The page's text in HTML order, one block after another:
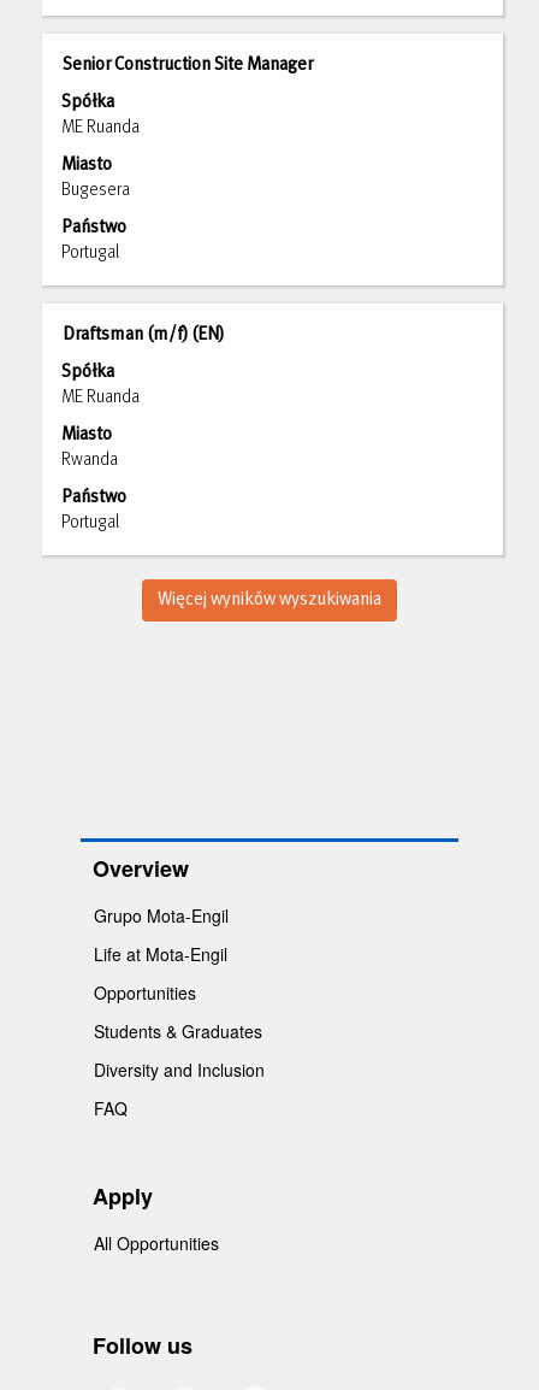
oferty
pracy.
Tytuł
Senior Construction Site Manager
Spółka
ME Ruanda
Miasto
Bugesera
Państwo
Portugal
Zaznacz
za
pomocą
aby
wyświetlić
pełną
treść
oferty
pracy.
Tytuł
Draftsman (m/f) (EN)
Spółka
ME Ruanda
Miasto
Rwanda
Państwo
Portugal
Zaznacz
za
pomocą
aby
wyświetlić
pełną
treść
Więcej wyników wyszukiwania
Overview
Grupo Mota-Engil
Life at Mota-Engil
Opportunities
Students & Graduates
Diversity and Inclusion
FAQ
Apply
All Opportunities
Follow us